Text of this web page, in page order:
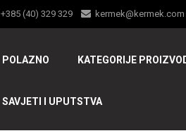
+385 (40) 329 329 kermek@kermek.com
POLAZNO KATEGORIJE
SAVJETI I UPUTSTVA